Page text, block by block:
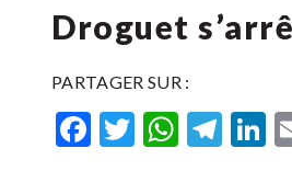
Droguet
PARTAGER SUR :
Facebook
Twitter